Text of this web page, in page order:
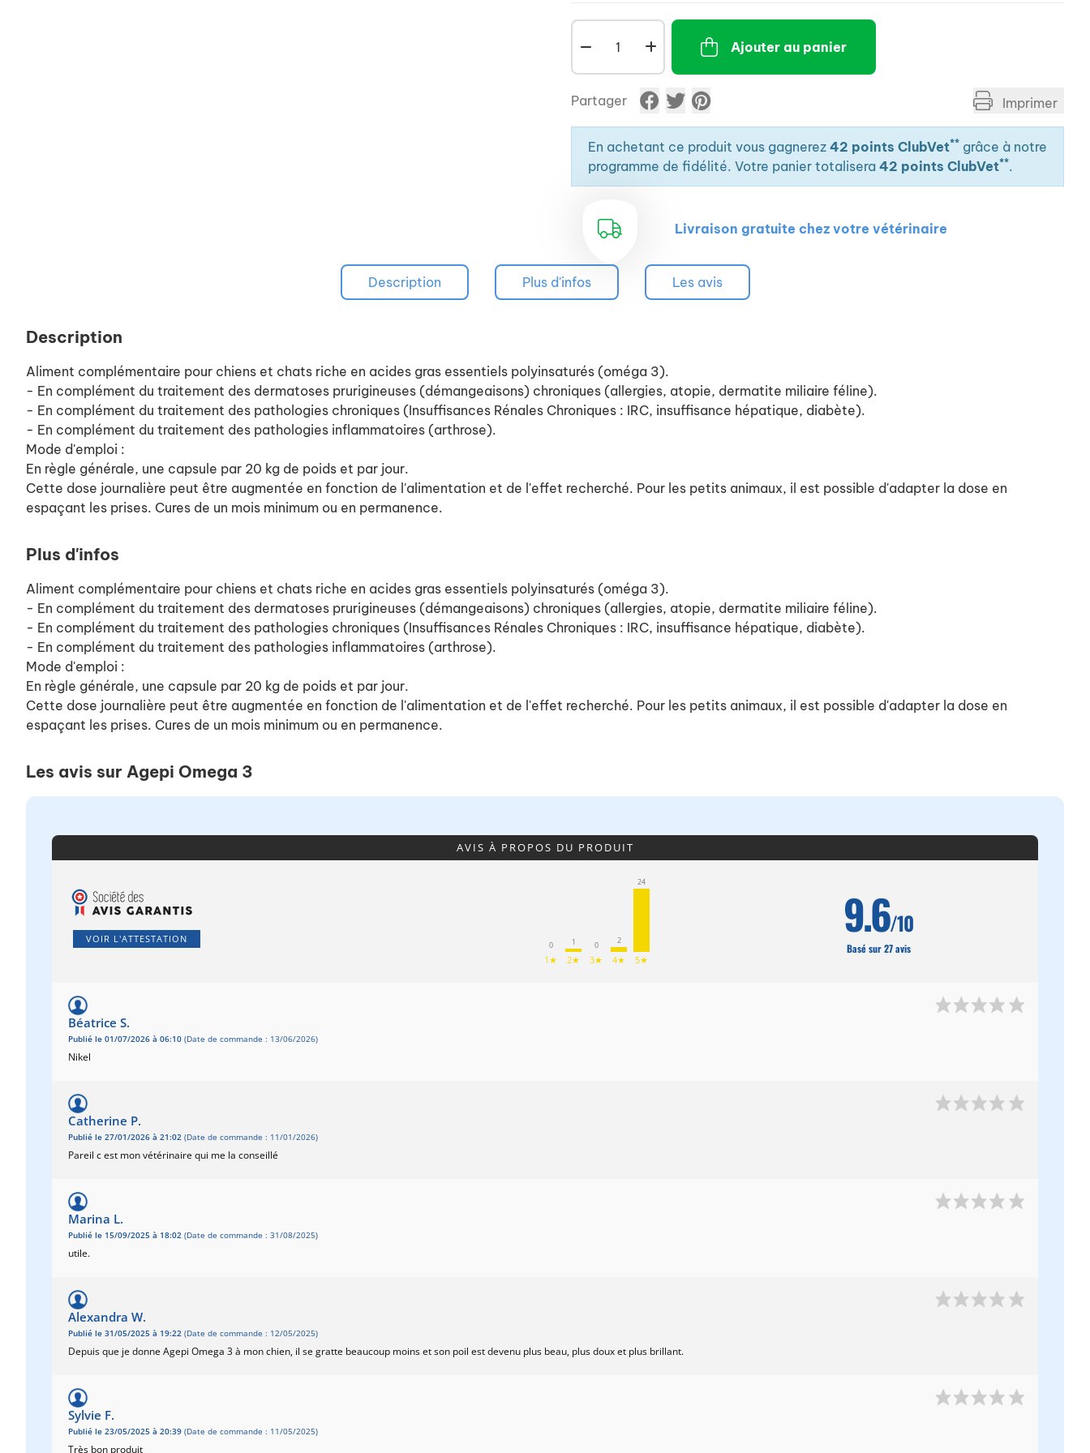
Ajouter au panier
Partager Imprimer
En achetant ce produit vous gagnerez 42 points ClubVet** grâce à notre
programme de fidélité. Votre panier totalisera 42 points ClubVet**.
Livraison gratuite chez votre vétérinaire
Description Plus d'infos Les avis
Description
Aliment complémentaire pour chiens et chats riche en acides gras essentiels polyinsaturés (oméga 3).
- En complément du traitement des dermatoses prurigineuses (démangeaisons) chroniques (allergies, atopie, dermatite miliaire féline).
- En complément du traitement des pathologies chroniques (Insuffisances Rénales Chroniques : IRC, insuffisance hépatique, diabète).
- En complément du traitement des pathologies inflammatoires (arthrose).
Mode d'emploi :
En règle générale, une capsule par 20 kg de poids et par jour.
Cette dose journalière peut être augmentée en fonction de l'alimentation et de l'effet recherché. Pour les petits animaux, il est possible d'adapter la dose en
espaçant les prises. Cures de un mois minimum ou en permanence.
Plus d'infos
Aliment complémentaire pour chiens et chats riche en acides gras essentiels polyinsaturés (oméga 3).
- En complément du traitement des dermatoses prurigineuses (démangeaisons) chroniques (allergies, atopie, dermatite miliaire féline).
- En complément du traitement des pathologies chroniques (Insuffisances Rénales Chroniques : IRC, insuffisance hépatique, diabète).
- En complément du traitement des pathologies inflammatoires (arthrose).
Mode d'emploi :
En règle générale, une capsule par 20 kg de poids et par jour.
Cette dose journalière peut être augmentée en fonction de l'alimentation et de l'effet recherché. Pour les petits animaux, il est possible d'adapter la dose en
espaçant les prises. Cures de un mois minimum ou en permanence.
Les avis sur Agepi Omega 3
AVIS À PROPOS DU PRODUIT
VOIR L'ATTESTATION
0
1★
1
2★
0
3★
2
4★
24
5★
9.6/10
Basé sur 27 avis
Béatrice S.
Publié le 01/07/2026 à 06:10 (Date de commande : 13/06/2026)
Nikel
Catherine P.
Publié le 27/01/2026 à 21:02 (Date de commande : 11/01/2026)
Pareil c est mon vétérinaire qui me la conseillé
Marina L.
Publié le 15/09/2025 à 18:02 (Date de commande : 31/08/2025)
utile.
Alexandra W.
Publié le 31/05/2025 à 19:22 (Date de commande : 12/05/2025)
Depuis que je donne Agepi Omega 3 à mon chien, il se gratte beaucoup moins et son poil est devenu plus beau, plus doux et plus brillant.
Sylvie F.
Publié le 23/05/2025 à 20:39 (Date de commande : 11/05/2025)
Très bon produit